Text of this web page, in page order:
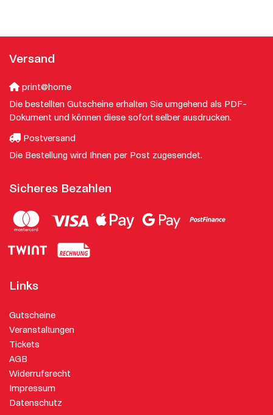
Versand
print@home
Die bestellten Gutscheine erhalten Sie umgehend als PDF-
Dokument und können diese sofort selber ausdrucken.
Postversand
Die Bestellung wird Ihnen per Post zugesendet.
Sicheres Bezahlen
Links
Gutscheine
Veranstaltungen
Tickets
AGB
Widerrufsrecht
Impressum
Datenschutz